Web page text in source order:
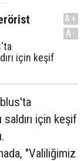
için keşif
A+
A-
için keşif
"Valiliğimiz